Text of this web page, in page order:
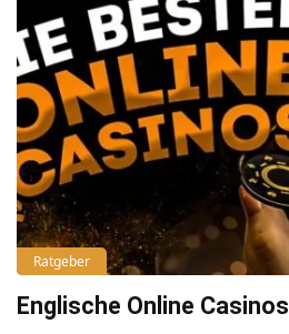
Ratgeber
Englische Online Casinos